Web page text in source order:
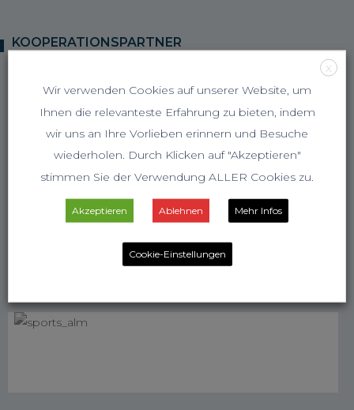
KOOPERATIONSPARTNER
X
Wir verwenden Cookies auf unserer Website, um
Ihnen die relevanteste Erfahrung zu bieten, indem
wir uns an Ihre Vorlieben erinnern und Besuche
wiederholen. Durch Klicken auf "Akzeptieren"
stimmen Sie der Verwendung ALLER Cookies zu.
Akzeptieren Ablehnen Mehr Infos
Cookie-Einstellungen